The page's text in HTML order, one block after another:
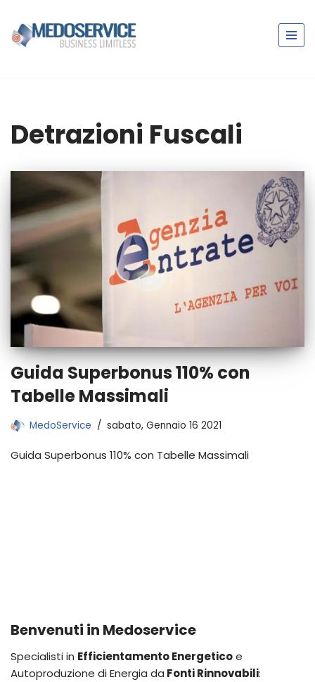
Vai
Detrazioni Fuscali
Guida Superbonus 110% con
Tabelle Massimali
MedoService sabato, Gennaio 16 2021
Guida Superbonus 110% con Tabelle Massimali
Benvenuti in Medoservice
Specialisti in Efficientamento Energeticoe
Autoproduzione di Energia da Fonti Rinnovabili: